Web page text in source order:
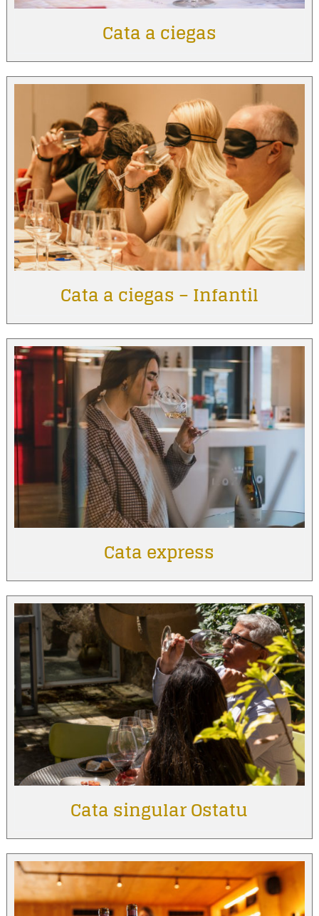
Cata a ciegas
Cata a ciegas – Infantil
Cata express
Cata singular Ostatu